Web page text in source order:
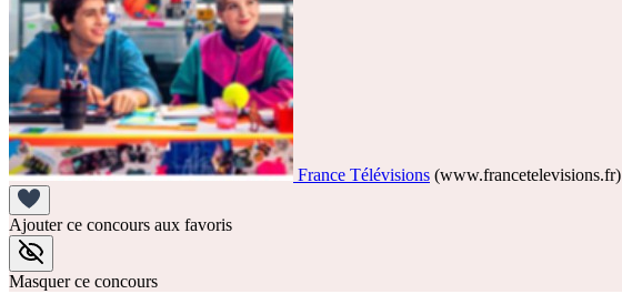
France Télévisions (www.francetelevisions.fr)
Ajouter ce concours aux favoris
Masquer ce concours